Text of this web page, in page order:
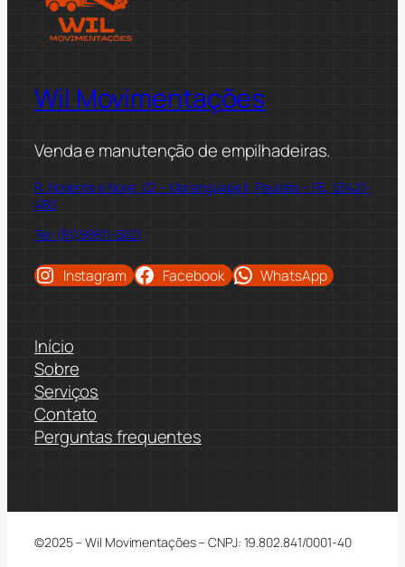
Wil Movimentações
Venda e manutenção de empilhadeiras.
R. Noventa e Nove, 02 – Maranguape II, Paulista – PE, 53421-
480
Tel: (81)98811-5021
Instagram Facebook WhatsApp
Início
Sobre
Serviços
Contato
Perguntas frequentes
©2025 – Wil Movimentações – CNPJ: 19.802.841/0001-40